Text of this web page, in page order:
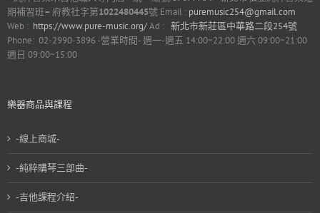
期補習班– 府教社字第1022480445號 Email : puremusic254@gmail.com
Web : https://www.pure-music.org/Ad : 新北市新莊區中華路二段254號
Phone: 02-2990-3896 -營業時間- 週一-週五 14:00~22:00 週六 09:00~21:00
週日 09:00~15:00
樂器商品與課程
-線上商城-
-純粹購琴三部曲-
-吉他課程介紹-